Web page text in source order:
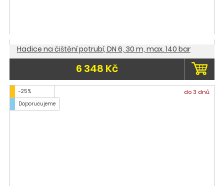
Hadice na čištění potrubí, DN 6, 30 m, max. 140 bar
6 348 Kč
-25 %
Doporučujeme
do 3 dnů